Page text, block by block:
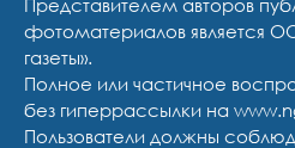
Представителем авторов
фотоматериалов является
газеты».
Полное или частичное
без гиперрассылки на
Пользователи должны